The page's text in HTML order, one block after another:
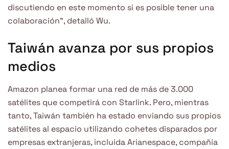
discutiendo en este momento si es posible tener una
colaboración”, detalló Wu.
Taiwán avanza por sus propios
medios
Amazon planea formar una red de más de 3.000
satélites que competirá con Starlink. Pero, mientras
tanto, Taiwán también ha estado enviando sus propios
satélites al espacio utilizando cohetes disparados por
empresas extranjeras, incluida Arianespace, compañía